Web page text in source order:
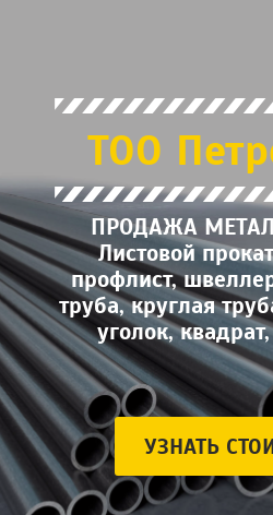
ТОО
ПРОДАЖА
Листовой
профлист,
труба, круглая
уголок,
УЗНАТЬ